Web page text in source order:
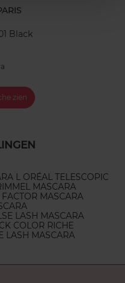
Black
zien
L ORÉAL TELESCOPIC
MASCARA
FACTOR MASCARA
LASH MASCARA
COLOR RICHE
LASH MASCARA